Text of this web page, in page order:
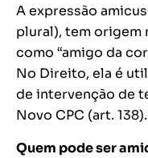
A expressão
plural), tem origem
como “amigo da
No Direito, ela é
de intervenção de
Novo CPC (art. 138).
Quem pode ser